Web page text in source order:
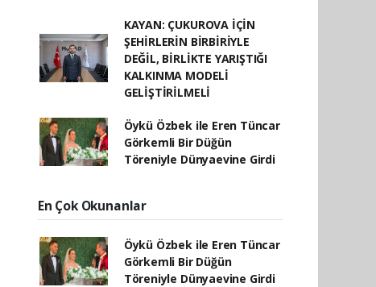
KAYAN: ÇUKUROVA İÇİN
ŞEHİRLERİN BİRBİRİYLE
DEĞİL, BİRLİKTE YARIŞTIĞI
KALKINMA MODELİ
GELİŞTİRİLMELİ
Öykü Özbek ile Eren Tüncar
Görkemli Bir Düğün
Töreniyle Dünyaevine Girdi
En Çok Okunanlar
Öykü Özbek ile Eren Tüncar
Görkemli Bir Düğün
Töreniyle Dünyaevine Girdi